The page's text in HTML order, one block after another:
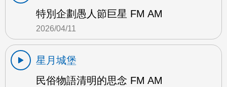
特別企劃愚人節巨星 FM AM
2026/04/11
星月城堡
民俗物語清明的思念 FM AM